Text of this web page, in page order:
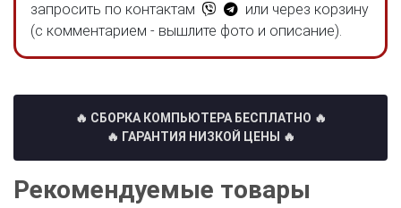
запросить по контактам
или через корзину
(с комментарием - вышлите фото и описание).
🔥 СБОРКА КОМПЬЮТЕРА БЕСПЛАТНО 🔥
🔥 ГАРАНТИЯ НИЗКОЙ ЦЕНЫ 🔥
Рекомендуемые товары